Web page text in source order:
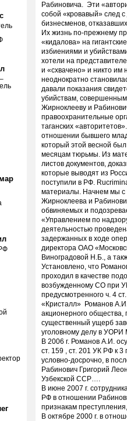
Рабиновича. Эти
собой «кровавый» след
бизнесменов,
Их жизнь по-прежнему
«кидалова» на
избиениями и
хотели на
и «схвачено» и никто им
неоднократно
давали показания
убийствам, совершенным
Жирноклееву и
правоохранительные
таганских
отношении бывшего
который этой весной
месяцам тюрьмы. Из
листов документов,
которые выводят из
поступили в РФ.
материалы. Начнем мы с
Жирноклеева и
обвиняемых и
«Управлением по
деятельностью
задержанных в ходе
директора ОАО
Виноградовой Н.Б., а
Установлено, что
проходил в качестве
возбужденному СО при
предусмотренного ч. 4
«Кристалл» Романов
акционерного
существенный ущерб
уголовному делу в УОРИ
В 2006 г. Романов А.И.
ст. 159 , ст. 201 УК РФ к
условно-досрочно, в
Рабинович Григорий
Узбекской ССР….
В июне 2007 г.
РФ в отношении
признакам
В октябре 2000 г. в